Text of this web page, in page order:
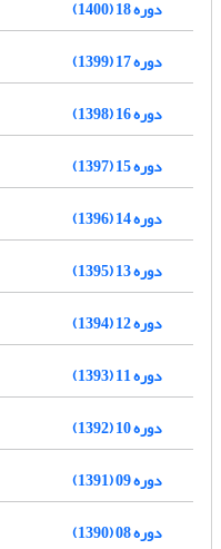
دوره 18 (1400)
دوره 17 (1399)
دوره 16 (1398)
دوره 15 (1397)
دوره 14 (1396)
دوره 13 (1395)
دوره 12 (1394)
دوره 11 (1393)
دوره 10 (1392)
دوره 09 (1391)
دوره 08 (1390)